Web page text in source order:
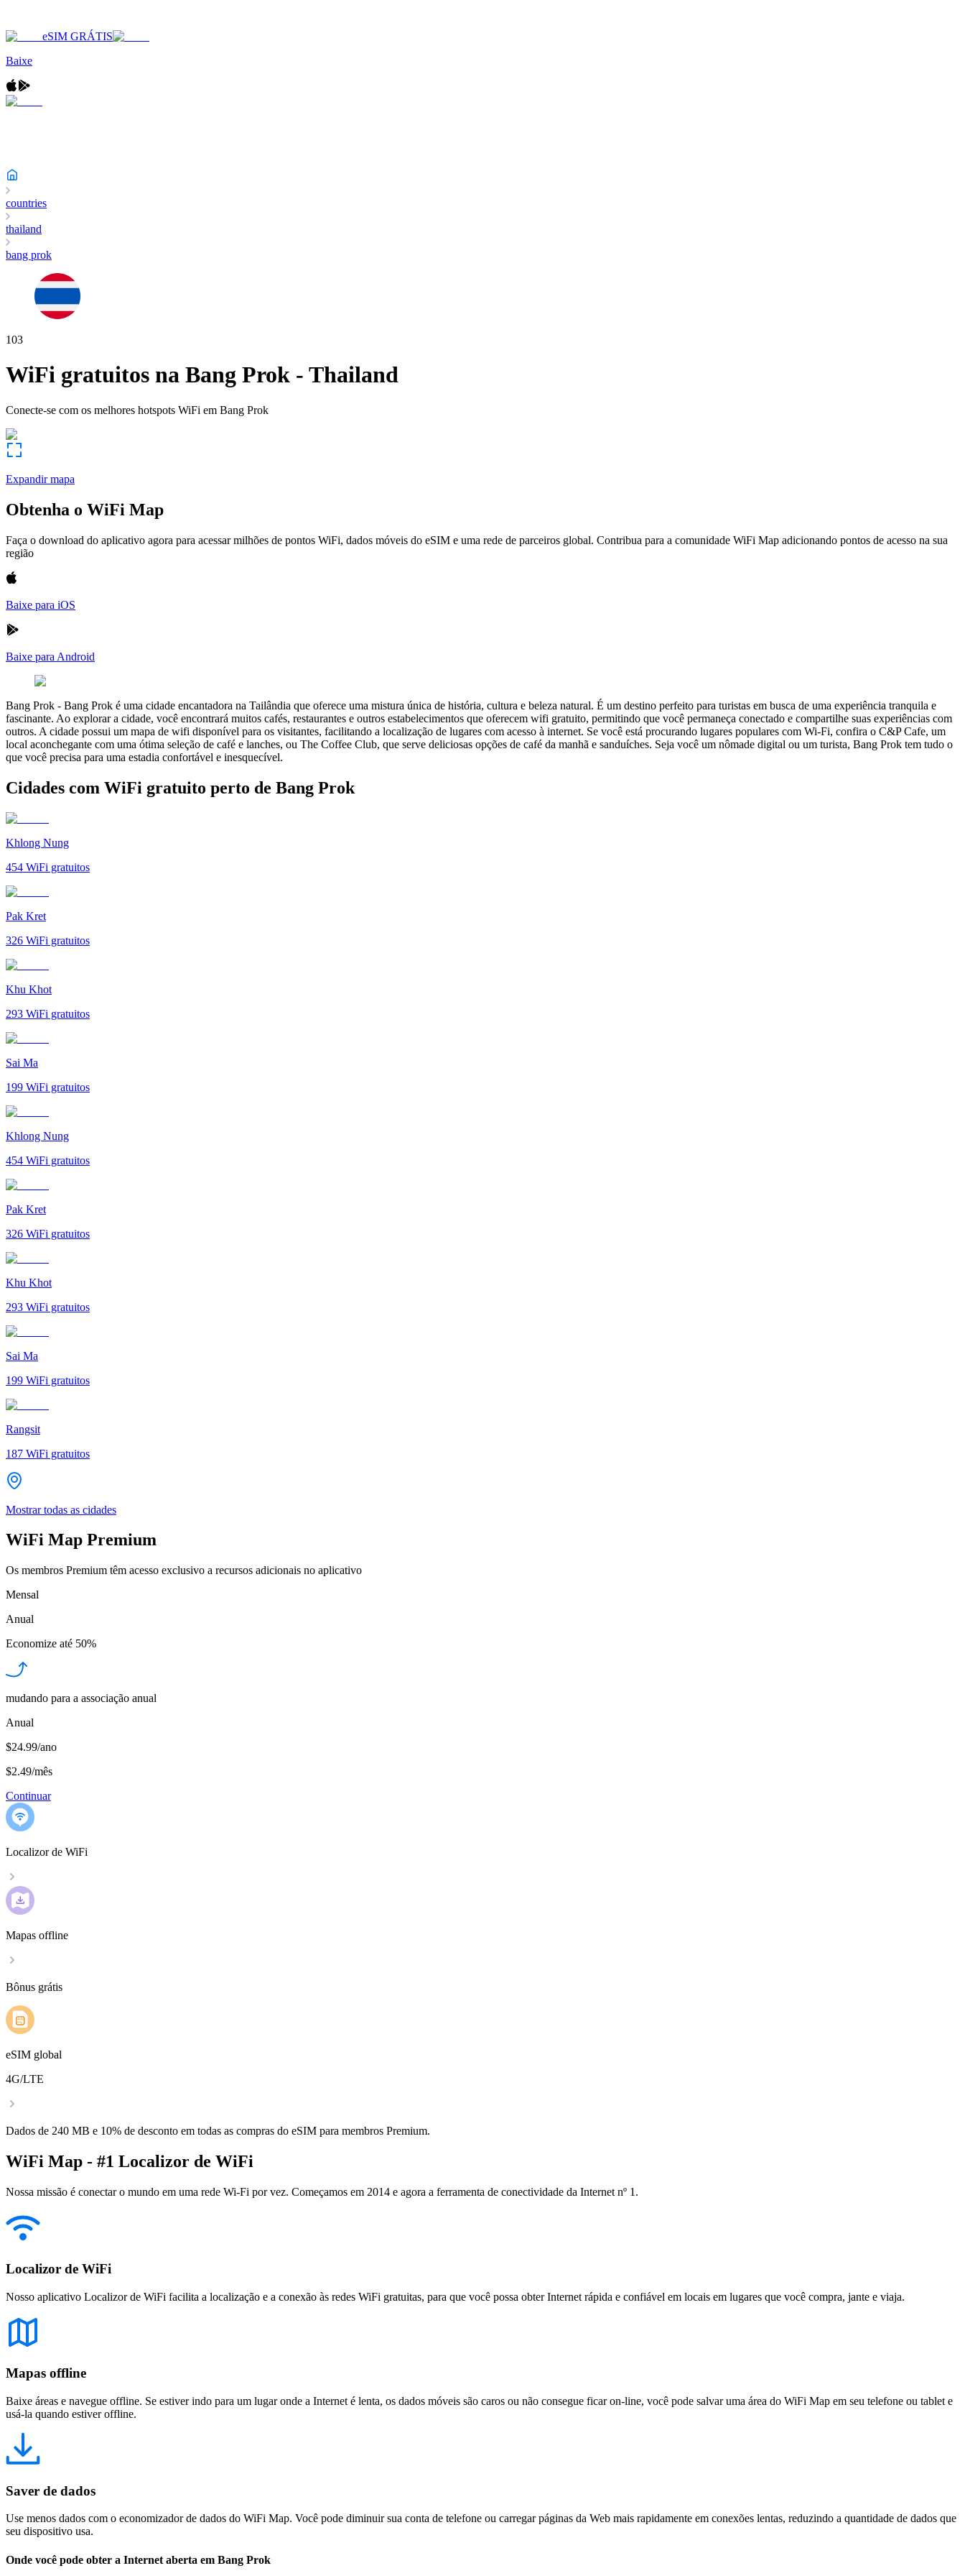
eSIM GRÁTIS
Baixe
countries
thailand
bang prok
103
WiFi gratuitos na Bang Prok - Thailand
Conecte-se com os melhores hotspots WiFi em Bang Prok
Expandir mapa
Obtenha o WiFi Map
Faça o download do aplicativo agora para acessar milhões de pontos WiFi, dados móveis do eSIM e uma rede de parceiros global. Contribua para a comunidade WiFi Map adicionando pontos de acesso na sua
região
Baixe para iOS
Baixe para Android
Bang Prok - Bang Prok é uma cidade encantadora na Tailândia que oferece uma mistura única de história, cultura e beleza natural. É um destino perfeito para turistas em busca de uma experiência tranquila e
fascinante. Ao explorar a cidade, você encontrará muitos cafés, restaurantes e outros estabelecimentos que oferecem wifi gratuito, permitindo que você permaneça conectado e compartilhe suas experiências com
outros. A cidade possui um mapa de wifi disponível para os visitantes, facilitando a localização de lugares com acesso à internet. Se você está procurando lugares populares com Wi-Fi, confira o C&P Cafe, um
local aconchegante com uma ótima seleção de café e lanches, ou The Coffee Club, que serve deliciosas opções de café da manhã e sanduíches. Seja você um nômade digital ou um turista, Bang Prok tem tudo o
que você precisa para uma estadia confortável e inesquecível.
Cidades com WiFi gratuito perto de Bang Prok
Khlong Nung
454 WiFi gratuitos
Pak Kret
326 WiFi gratuitos
Khu Khot
293 WiFi gratuitos
Sai Ma
199 WiFi gratuitos
Khlong Nung
454 WiFi gratuitos
Pak Kret
326 WiFi gratuitos
Khu Khot
293 WiFi gratuitos
Sai Ma
199 WiFi gratuitos
Rangsit
187 WiFi gratuitos
Mostrar todas as cidades
WiFi Map Premium
Os membros Premium têm acesso exclusivo a recursos adicionais no aplicativo
Mensal
Anual
Economize até 50%
mudando para a associação anual
Anual
$24.99/ano
$2.49/mês
Continuar
Localizor de WiFi
Mapas offline
Bônus grátis
eSIM global
4G/LTE
Dados de 240 MB e 10% de desconto em todas as compras do eSIM para membros Premium.
WiFi Map - #1 Localizor de WiFi
Nossa missão é conectar o mundo em uma rede Wi-Fi por vez. Começamos em 2014 e agora a ferramenta de conectividade da Internet nº 1.
Localizor de WiFi
Nosso aplicativo Localizor de WiFi facilita a localização e a conexão às redes WiFi gratuitas, para que você possa obter Internet rápida e confiável em locais em lugares que você compra, jante e viaja.
Mapas offline
Baixe áreas e navegue offline. Se estiver indo para um lugar onde a Internet é lenta, os dados móveis são caros ou não consegue ficar on-line, você pode salvar uma área do WiFi Map em seu telefone ou tablet e
usá-la quando estiver offline.
Saver de dados
Use menos dados com o economizador de dados do WiFi Map. Você pode diminuir sua conta de telefone ou carregar páginas da Web mais rapidamente em conexões lentas, reduzindo a quantidade de dados que
seu dispositivo usa.
Onde você pode obter a Internet aberta em Bang Prok